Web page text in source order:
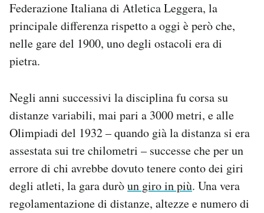
Federazione Italiana di Atletica Leggera, la
principale differenza rispetto a oggi è però che,
nelle gare del 1900, uno degli ostacoli era di
pietra.
Negli anni successivi la disciplina fu corsa su
distanze variabili, mai pari a 3000 metri, e alle
Olimpiadi del 1932 – quando già la distanza si era
assestata sui tre chilometri – successe che per un
errore di chi avrebbe dovuto tenere conto dei giri
degli atleti, la gara duròun giro in più. Una vera
regolamentazione di distanze, altezze e numero di